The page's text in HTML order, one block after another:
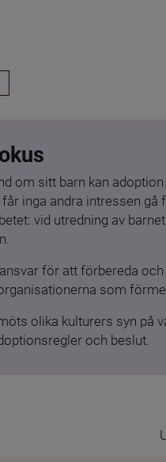
om sitt barn kan
inga andra intressen
vid utredning av
för att förbereda
som
olika kulturers syn på
och beslut.